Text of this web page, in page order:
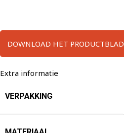
DOWNLOAD HET PRODUCTBLAD
Extra informatie
VERPAKKING